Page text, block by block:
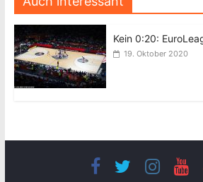
Kein 0:20:
19. Oktober 2020